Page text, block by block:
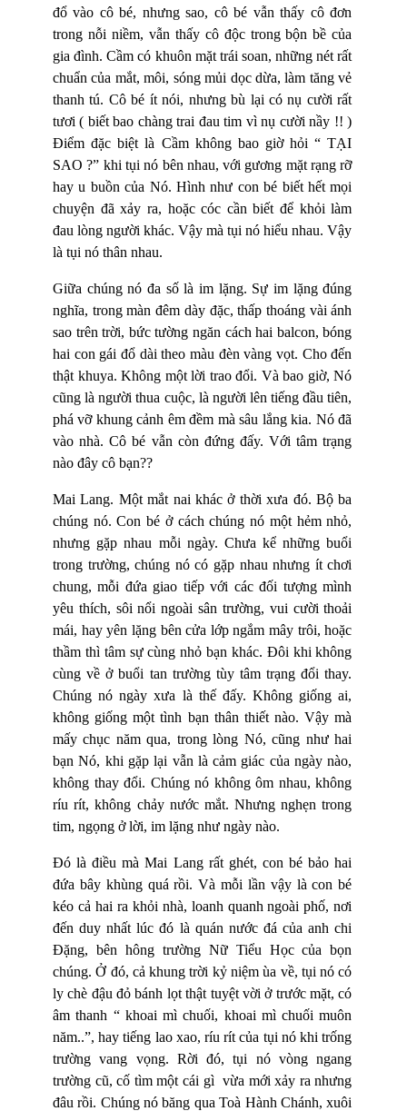
đổ vào cô bé, nhưng sao, cô bé vẫn thấy cô đơn
trong nỗi niềm, vẫn thấy cô độc trong bộn bề của
gia đình. Cầm có khuôn mặt trái soan, những nét rất
chuẩn của mắt, môi, sóng mủi dọc dừa, làm tăng vẻ
thanh tú. Cô bé ít nói, nhưng bù lại có nụ cười rất
tươi ( biết bao chàng trai đau tim vì nụ cười nầy !! )
Điểm đặc biệt là Cầm không bao giờ hỏi “ TẠI
SAO ?” khi tụi nó bên nhau, với gương mặt rạng rỡ
hay u buồn của Nó. Hình như con bé biết hết mọi
chuyện đã xảy ra, hoặc cóc cần biết để khỏi làm
đau lòng người khác. Vậy mà tụi nó hiểu nhau. Vậy
là tụi nó thân nhau.
Giữa chúng nó đa số là im lặng. Sự im lặng đúng
nghĩa, trong màn đêm dày đặc, thấp thoáng vài ánh
sao trên trời, bức tường ngăn cách hai balcon, bóng
hai con gái đổ dài theo màu đèn vàng vọt. Cho đến
thật khuya. Không một lời trao đổi. Và bao giờ, Nó
cũng là người thua cuộc, là người lên tiếng đầu tiên,
phá vỡ khung cảnh êm đềm mà sâu lắng kia. Nó đã
vào nhà. Cô bé vẫn còn đứng đấy. Với tâm trạng
nào đây cô bạn??
Mai Lang. Một mắt nai khác ở thời xưa đó. Bộ ba
chúng nó. Con bé ở cách chúng nó một hẻm nhỏ,
nhưng gặp nhau mỗi ngày. Chưa kể những buổi
trong trường, chúng nó có gặp nhau nhưng ít chơi
chung, mỗi đứa giao tiếp với các đối tượng mình
yêu thích, sôi nổi ngoài sân trường, vui cười thoải
mái, hay yên lặng bên cửa lớp ngắm mây trôi, hoặc
thầm thì tâm sự cùng nhỏ bạn khác. Đôi khi không
cùng về ở buổi tan trường tùy tâm trạng đổi thay.
Chúng nó ngày xưa là thế đấy. Không giống ai,
không giống một tình bạn thân thiết nào. Vậy mà
mấy chục năm qua, trong lòng Nó, cũng như hai
bạn Nó, khi gặp lại vẫn là cảm giác của ngày nào,
không thay đổi. Chúng nó không ôm nhau, không
ríu rít, không chảy nước mắt. Nhưng nghẹn trong
tim, ngọng ở lời, im lặng như ngày nào.
Đó là điều mà Mai Lang rất ghét, con bé bảo hai
đứa bây khùng quá rồi. Và mỗi lần vậy là con bé
kéo cả hai ra khỏi nhà, loanh quanh ngoài phố, nơi
đến duy nhất lúc đó là quán nước đá của anh chi
Đặng, bên hông trường Nữ Tiểu Học của bọn
chúng. Ở đó, cả khung trời kỷ niệm ùa về, tụi nó có
ly chè đậu đỏ bánh lọt thật tuyệt vời ở trước mặt, có
âm thanh “ khoai mì chuối, khoai mì chuối muôn
năm..”, hay tiếng lao xao, ríu rít của tụi nó khi trống
trường vang vọng. Rời đó, tụi nó vòng ngang
trường cũ, cố tìm một cái gì vừa mới xảy ra nhưng
đâu rồi. Chúng nó băng qua Toà Hành Chánh, xuôi